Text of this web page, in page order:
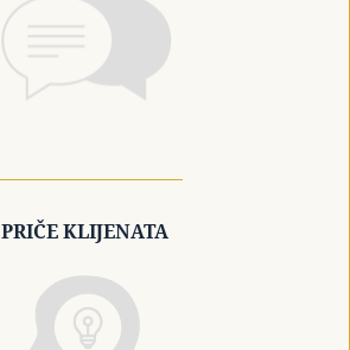
PRIČE KLIJENATA